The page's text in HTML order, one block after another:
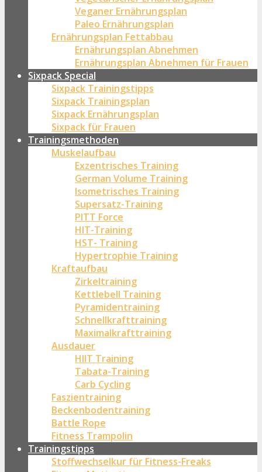
Veganer Ernährungsplan
Paleo Ernährungsplan
Ernährungsplan Fettabbau
Ernährungsplan Abnehmen
Ernährungsplan Abnehmen für Frauen
Sixpack Special
Sixpack Trainingstipps
Sixpack Trainingsplan
Sixpack Ernährungsplan
Sixpack für Frauen
Trainingsmethoden
Muskelaufbau
Exzentrisches Training
German Volume Training
Isometrisches Training
Supersatz-Training
PITT Force
HIT-Training
HST- Training
Hypertrophie Training
Kraftaufbau
Zirkeltraining
Kettlebell Training
Pyramidentraining
Schnellkrafttraining
Maximalkrafttraining
Ausdauer
HIIT Training
Tabata-Training
Carb Cycling
Faszientraining
Beckenbodentraining
Battle Rope
Fitness Trampolin
Trainingstipps
Stoffwechselkur für Fitness-Freaks